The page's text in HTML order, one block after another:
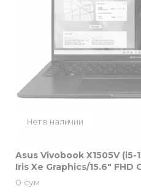
Нет в наличии
Asus Vivobook X1505V (i5-
Iris Xe Graphics/15.6″ FHD
0 сум